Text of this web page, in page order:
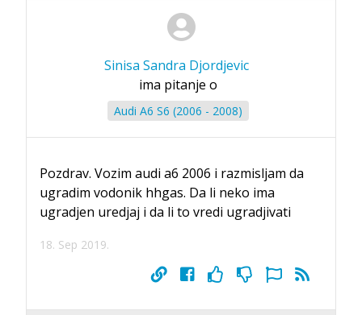
Sinisa Sandra Djordjevic
ima pitanje o
Audi A6 S6 (2006 - 2008)
Pozdrav. Vozim audi a6 2006 i razmisljam da
ugradim vodonik hhgas. Da li neko ima
ugradjen uredjaj i da li to vredi ugradjivati
18. Sep 2019.